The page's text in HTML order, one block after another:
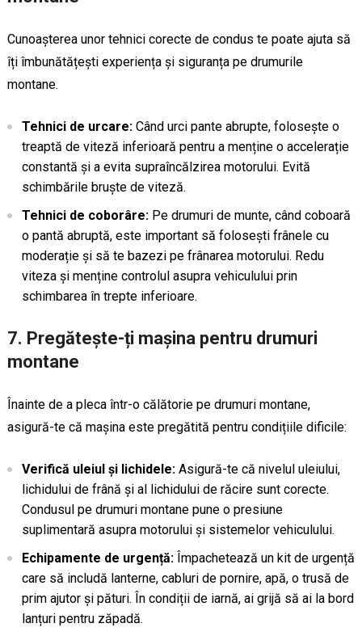
Cunoașterea unor tehnici corecte de condus te poate ajuta să
îți îmbunătățești experiența și siguranța pe drumurile
montane.
Tehnici de urcare:Când urci pante abrupte, folosește o
treaptă de viteză inferioară pentru a menține o accelerație
constantă și a evita supraîncălzirea motorului. Evită
schimbările bruște de viteză.
Tehnici de coborâre:Pe drumuri de munte, când coboară
o pantă abruptă, este important să folosești frânele cu
moderație și să te bazezi pe frânarea motorului. Redu
viteza și menține controlul asupra vehiculului prin
schimbarea în trepte inferioare.
7. Pregătește-ți mașina pentru drumuri
montane
Înainte de a pleca într-o călătorie pe drumuri montane,
asigură-te că mașina este pregătită pentru condițiile dificile:
Verifică uleiul și lichidele:Asigură-te că nivelul uleiului,
lichidului de frână și al lichidului de răcire sunt corecte.
Condusul pe drumuri montane pune o presiune
suplimentară asupra motorului și sistemelor vehiculului.
Echipamente de urgență:Împachetează un kit de urgență
care să includă lanterne, cabluri de pornire, apă, o trusă de
prim ajutor și pături. În condiții de iarnă, ai grijă să ai la bord
lanțuri pentru zăpadă.